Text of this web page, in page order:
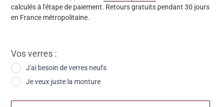
calculés à l'étape de paiement. Retours gratuits pendant 30 jours
en France métropolitaine.
Vos verres :
J'ai besoin de verres neufs
Je veux juste la monture